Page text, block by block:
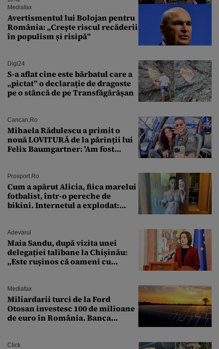
Mediafax
Avertismentul lui Bolojan pentru
România: „Crește riscul recăderii
în populism și risipă”
Digi24
S-a aflat cine este bărbatul care a
„pictat” o declarație de dragoste
pe o stâncă de pe Transfăgărășan
Cancan.ro
Mihaela Rădulescu a primit o
nouă LOVITURĂ de la părinții lui
Felix Baumgartner: 'Am fost
Prosport.ro
Cum a apărut Alicia, fiica marelui
fotbalist, într-o pereche de
bikini. Internetul a explodat:
Adevarul
Maia Sandu, după vizita unei
delegației talibane la Chișinău:
„Este rușinos că oameni cu
Mediafax
Miliardarii turci de la Ford
Otosan investesc 100 de milioane
de euro în România. Banca
Click